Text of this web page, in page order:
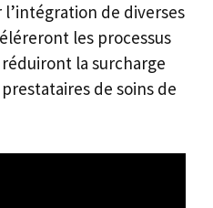
de diverses
les processus
la surcharge
de soins de